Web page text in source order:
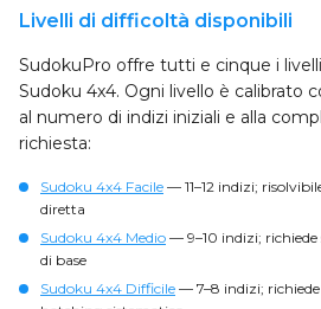
Livelli di difficoltà disponibili
SudokuPro offre tutti e cinque i
Sudoku 4x4. Ogni livello è calibrato
al numero di indizi iniziali e alla
richiesta:
Sudoku 4x4 Facile — 11–12 indizi;
diretta
Sudoku 4x4 Medio — 9–10 indizi; richiede
di base
Sudoku 4x4 Difficile — 7–8 indizi;